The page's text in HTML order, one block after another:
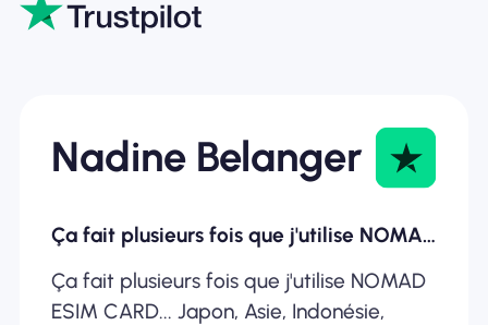
Nadine Belanger
Ça fait plusieurs fois que j'utilise NOMAD ESIM
Ça fait plusieurs fois que j'utilise NOMAD
ESIM CARD... Japon, Asie, Indonésie,